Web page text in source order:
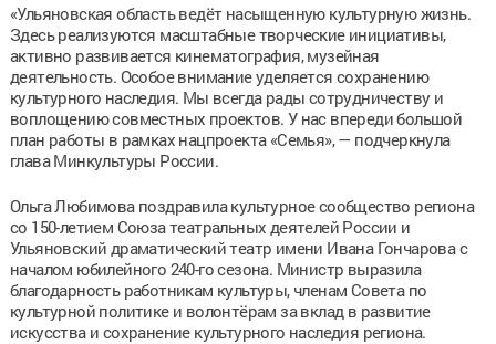
«Ульяновская область ведёт насыщенную культурную жизнь.
Здесь реализуются масштабные творческие инициативы,
активно развивается кинематография, музейная
деятельность. Особое внимание уделяется сохранению
культурного наследия. Мы всегда рады сотрудничеству и
воплощению совместных проектов. У нас впереди большой
план работы в рамках нацпроекта «Семья», — подчеркнула
глава Минкультуры России.
Ольга Любимова поздравила культурное сообщество региона
со 150-летием Союза театральных деятелей России и
Ульяновский драматический театр имени Ивана Гончарова с
началом юбилейного 240-го сезона. Министр выразила
благодарность работникам культуры, членам Совета по
культурной политике и волонтёрам за вклад в развитие
искусства и сохранение культурного наследия региона.